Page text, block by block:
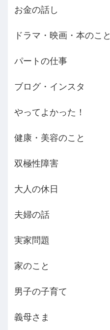
お金の話し
ドラマ・映画・本のこと
パートの仕事
ブログ・インスタ
やってよかった！
健康・美容のこと
双極性障害
大人の休日
夫婦の話
実家問題
家のこと
男子の子育て
義母さま